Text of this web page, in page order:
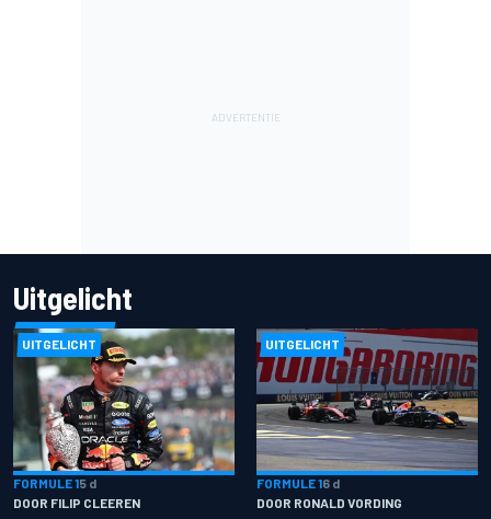
Uitgelicht
UITGELICHT
FORMULE 15 d
DOOR FILIP CLEEREN
UITGELICHT
FORMULE 16 d
DOOR RONALD VORDING